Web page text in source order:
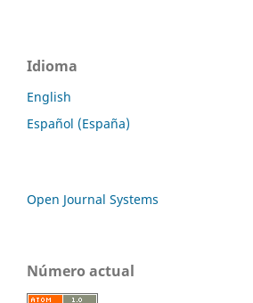
Idioma
English
Español (España)
Open Journal Systems
Número actual